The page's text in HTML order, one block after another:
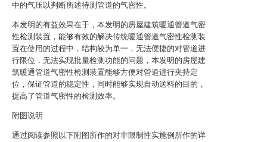
中的气压以判断所述待测管道的气密性。
本发明的有益效果在于，本发明的房屋建筑暖通管道气密
性检测装置，能够有效的解决传统暖通管道气密性检测装
置在使用的过程中，结构较为单一，无法便捷的对管道进
行限位，无法实现批量检测功能的问题，本发明的房屋建
筑暖通管道气密性检测装置能够方便对管道进行夹持定
位，保证管道的稳定性，同时能够实现自动送料的目的，
提高了管道气密性的检测效率。
附图说明
通过阅读参照以下附图所作的对非限制性实施例所作的详